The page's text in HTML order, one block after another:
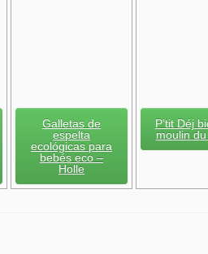
Galletas de
espelta
ecológicas para
bebés eco –
Holle
P’tit Déj
moulin